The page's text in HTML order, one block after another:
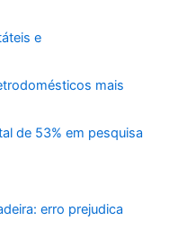
e
mais
de 53% em pesquisa
erro prejudica